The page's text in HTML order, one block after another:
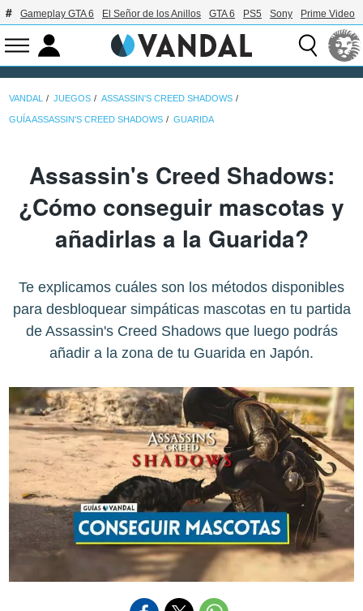
Gameplay GTA 6 El Señor de los Anillos GTA 6 PS5 Sony Prime Video
VANDAL JUEGOS ASSASSIN'S CREED SHADOWS
GUÍA ASSASSIN'S CREED SHADOWS GUARIDA
Assassin's Creed Shadows:
¿Cómo conseguir mascotas y
añadirlas a la Guarida?
Te explicamos cuáles son los métodos disponibles
para desbloquear simpáticas mascotas en tu partida
de Assassin's Creed Shadows que luego podrás
añadir a la zona de tu Guarida en Japón.